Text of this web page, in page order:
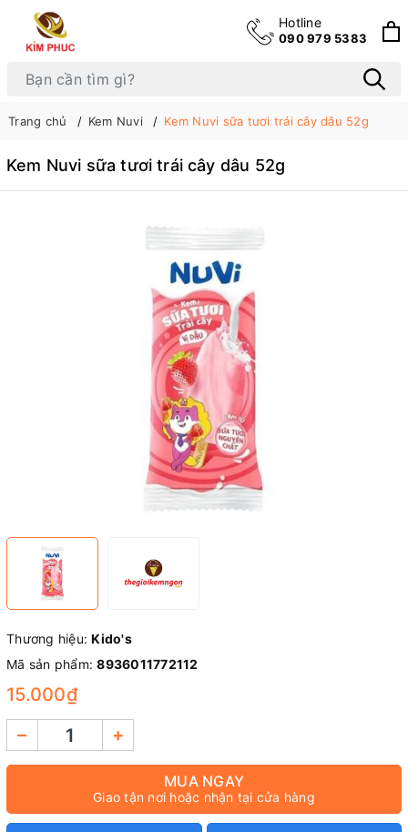
Hotline
090 979 5383
Trang chủ Kem Nuvi Kem Nuvi sữa tươi trái cây dâu 52g
Kem Nuvi sữa tươi trái cây dâu 52g
Thương hiệu:Kido's
Mã sản phẩm:8936011772112
15.000₫
–
+
MUA NGAY
Giao tận nơi hoặc nhận tại cửa hàng